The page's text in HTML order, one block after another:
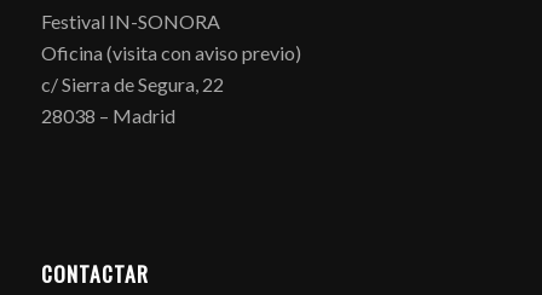
Festival IN-SONORA
Oficina (visita con aviso previo)
c/ Sierra de Segura, 22
28038 – Madrid
CONTACTAR